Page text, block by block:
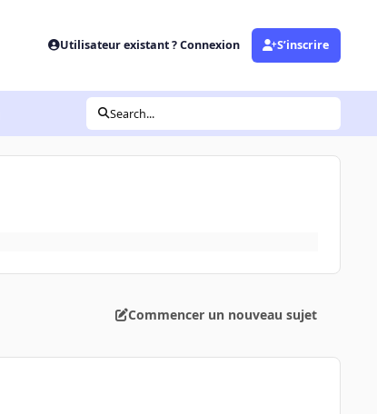
Utilisateur existant ? Connexion S’inscrire
Search...
Commencer un nouveau sujet